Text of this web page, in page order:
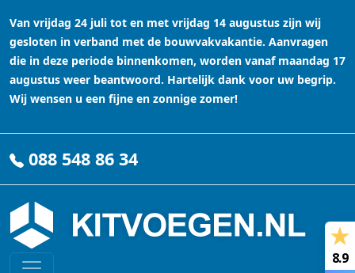
Van vrijdag 24 juli tot en met vrijdag 14 augustus zijn wij
gesloten in verband met de bouwvakvakantie. Aanvragen
die in deze periode binnenkomen, worden vanaf maandag 17
augustus weer beantwoord. Hartelijk dank voor uw begrip.
Wij wensen u een fijne en zonnige zomer!
088 548 86 34
8.9